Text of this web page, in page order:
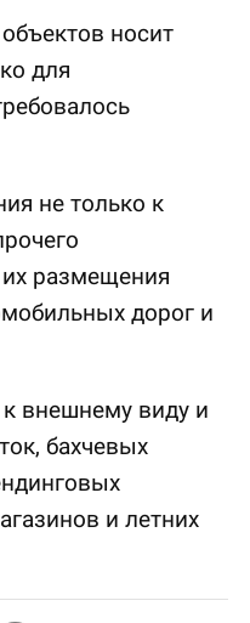
носит
для
не только к
их размещения
дорог и
внешнему виду и
бахчевых
и летних